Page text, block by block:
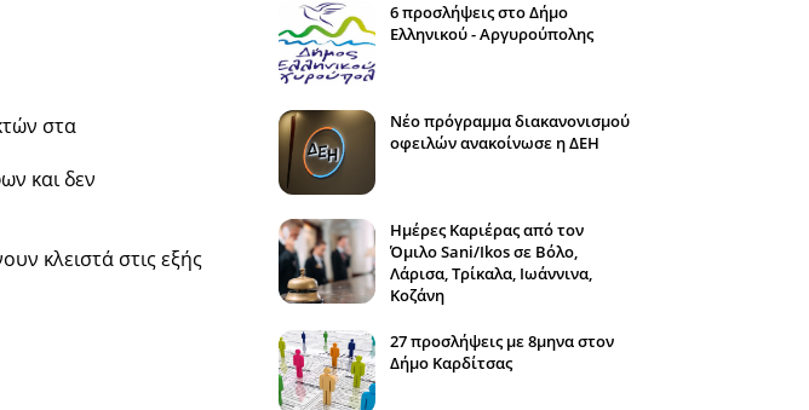
στα
και δεν
κλειστά στις εξής
6 προσλήψεις στο Δήμο
Ελληνικού - Αργυρούπολης
Νέο πρόγραμμα διακανονισμού
οφειλών ανακοίνωσε η ΔΕΗ
Ημέρες Καριέρας από τον
Όμιλο Sani/Ikos σε Βόλο,
Λάρισα, Τρίκαλα, Ιωάννινα,
Κοζάνη
27 προσλήψεις με 8μηνα στον
Δήμο Καρδίτσας